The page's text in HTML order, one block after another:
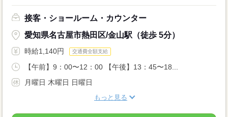
接客・ショールーム・カウンター
愛知県名古屋市熱田区/金山駅（徒歩 5分）
時給1,140円 交通費全額支給
【午前】9：00〜12：00 【午後】13：45〜18...
月曜日 木曜日 日曜日
もっと見る